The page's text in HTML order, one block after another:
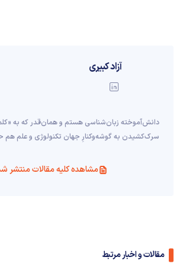
آزاد کبیری
دانش‌آموخته‌ زبان‌شناسی‌ هستم و همان‌قدر که به
سرک‌کشیدن به گوشه‌وکنارِ جهان تکنولوژی و علم هم
مشاهده کلیه مقالات منتشر
مقالات و اخبار مرتبط